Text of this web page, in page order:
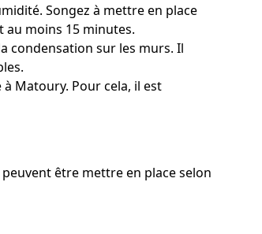
Songez à mettre en place
au moins 15 minutes.
condensation sur les murs. Il
Matoury. Pour cela, il est
être mettre en place selon